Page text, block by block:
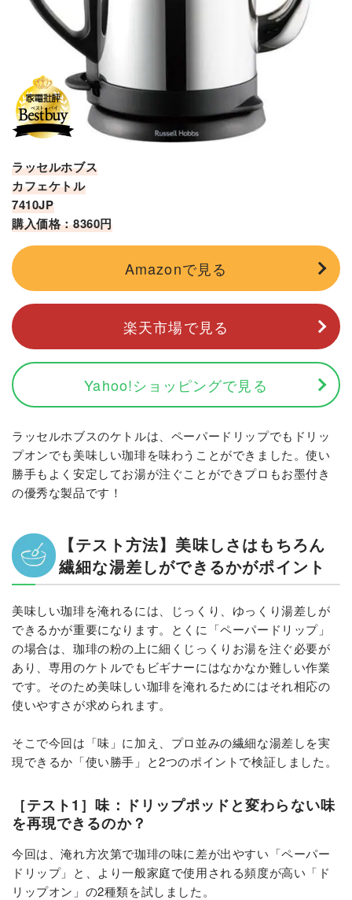
ラッセルホブス
カフェケトル
7410JP
購入価格：8360円
Amazonで見る
楽天市場で見る
Yahoo!ショッピングで見る
ラッセルホブスのケトルは、ペーパードリップでもドリッ
プオンでも美味しい珈琲を味わうことができました。使い
勝手もよく安定してお湯が注ぐことができプロもお墨付き
の優秀な製品です！
【テスト方法】美味しさはもちろん
繊細な湯差しができるかがポイント
美味しい珈琲を淹れるには、じっくり、ゆっくり湯差しが
できるかが重要になります。とくに「ペーパードリップ」
の場合は、珈琲の粉の上に細くじっくりお湯を注ぐ必要が
あり、専用のケトルでもビギナーにはなかなか難しい作業
です。そのため美味しい珈琲を淹れるためにはそれ相応の
使いやすさが求められます。
そこで今回は「味」に加え、プロ並みの繊細な湯差しを実
現できるか「使い勝手」と2つのポイントで検証しました。
［テスト1］味：ドリップポッドと変わらない味
を再現できるのか？
今回は、淹れ方次第で珈琲の味に差が出やすい「ペーパー
ドリップ」と、より一般家庭で使用される頻度が高い「ド
リップオン」の2種類を試しました。